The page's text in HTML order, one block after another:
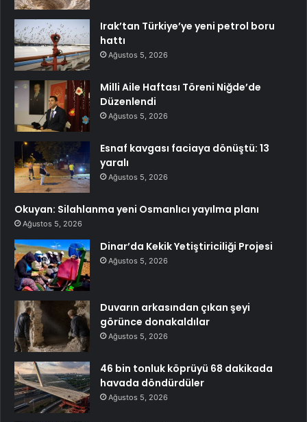
Irak’tan Türkiye’ye yeni petrol boru
hattı
Ağustos 5, 2026
Milli Aile Haftası Töreni Niğde’de
Düzenlendi
Ağustos 5, 2026
Esnaf kavgası faciaya dönüştü: 13
yaralı
Ağustos 5, 2026
Okuyan: Silahlanma yeni Osmanlıcı yayılma planı
Ağustos 5, 2026
Dinar’da Kekik Yetiştiriciliği Projesi
Ağustos 5, 2026
Duvarın arkasından çıkan şeyi
görünce donakaldılar
Ağustos 5, 2026
46 bin tonluk köprüyü 68 dakikada
havada döndürdüler
Ağustos 5, 2026